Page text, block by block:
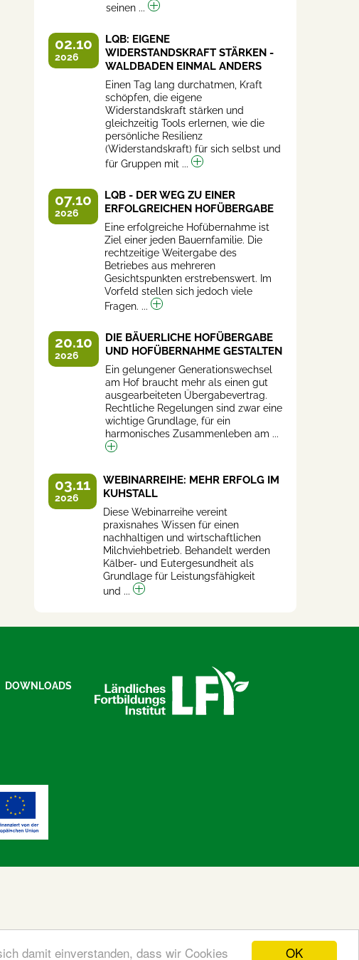
OK
damit einverstanden, dass wir Cookies
seinen ...
02.10
2026
LQB: EIGENE
WIDERSTANDSKRAFT STÄRKEN -
WALDBADEN EINMAL ANDERS
Einen Tag lang durchatmen, Kraft
schöpfen, die eigene
Widerstandskraft stärken und
gleichzeitig Tools erlernen, wie die
persönliche Resilienz
(Widerstandskraft) für sich selbst und
für Gruppen mit ...
07.10
2026
LQB - DER WEG ZU EINER
ERFOLGREICHEN HOFÜBERGABE
Eine erfolgreiche Hofübernahme ist
Ziel einer jeden Bauernfamilie. Die
rechtzeitige Weitergabe des
Betriebes aus mehreren
Gesichtspunkten erstrebenswert. Im
Vorfeld stellen sich jedoch viele
Fragen. ...
20.10
2026
DIE BÄUERLICHE HOFÜBERGABE
UND HOFÜBERNAHME GESTALTEN
Ein gelungener Generationswechsel
am Hof braucht mehr als einen gut
ausgearbeiteten Übergabevertrag.
Rechtliche Regelungen sind zwar eine
wichtige Grundlage, für ein
harmonisches Zusammenleben am ...
03.11
2026
WEBINARREIHE: MEHR ERFOLG IM
KUHSTALL
Diese Webinarreihe vereint
praxisnahes Wissen für einen
nachhaltigen und wirtschaftlichen
Milchviehbetrieb. Behandelt werden
Kälber- und Eutergesundheit als
Grundlage für Leistungsfähigkeit
und ...
DOWNLOADS